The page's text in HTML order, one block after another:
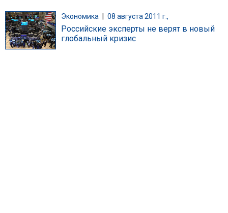
Экономика 08 августа 2011 г.,
Российские эксперты не верят в новый
глобальный кризис